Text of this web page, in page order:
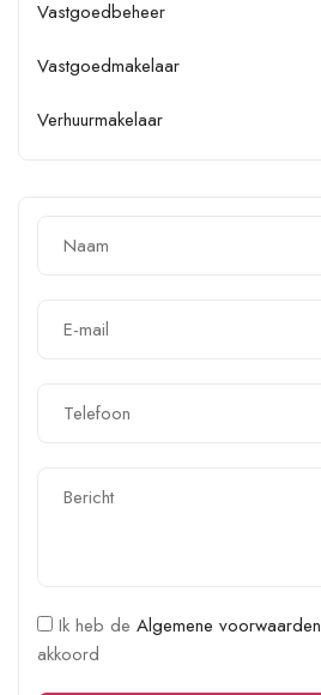
Vastgoedbeheer
Vastgoedmakelaar
Verhuurmakelaar
Ik heb de Algemene voorwaarden
akkoord